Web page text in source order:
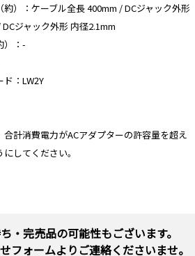
約）：ケーブル全長 400mm / DCジャック外形
ジャック外形 内径2.1mm
）：-
ド：LW2Y
合計消費電力がACアダプターの許容量を超え
してください。
・完売品の可能性もございます。
フォームよりご連絡くださいませ。